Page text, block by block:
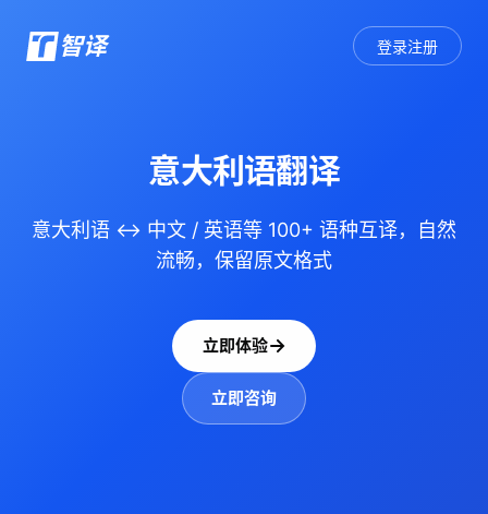
智译 登录注册
意大利语翻译
意大利语 ↔ 中文 / 英语等 100+ 语种互译，自然
流畅，保留原文格式
立即体验
立即咨询